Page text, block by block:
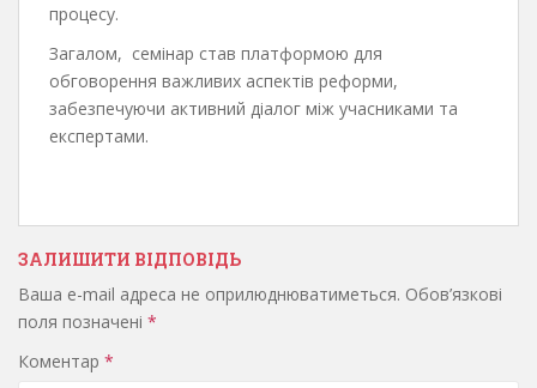
процесу.
Загалом, семінар став платформою для
обговорення важливих аспектів реформи,
забезпечуючи активний діалог між учасниками та
експертами.
ЗАЛИШИТИ ВІДПОВІДЬ
Ваша e-mail адреса не оприлюднюватиметься. Обов’язкові
поля позначені *
Коментар *